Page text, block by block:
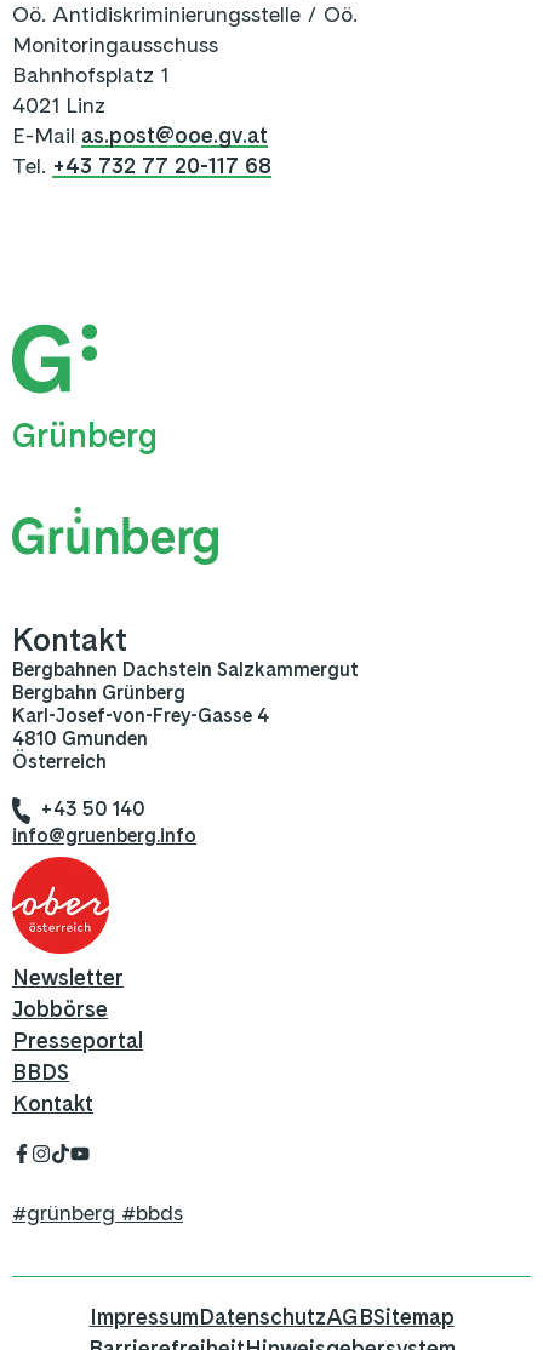
Oö. Antidiskriminierungsstelle / Oö.
Monitoringausschuss
Bahnhofsplatz 1
4021 Linz
E-Mail as.post@ooe.gv.at
Tel. +43 732 77 20-117 68
Grünberg
Kontakt
Bergbahnen Dachstein Salzkammergut
Bergbahn Grünberg
Karl-Josef-von-Frey-Gasse 4
4810 Gmunden
Österreich
+43 50 140
info@gruenberg.info
Newsletter
Jobbörse
Presseportal
BBDS
Kontakt
#grünberg #bbds
ImpressumDatenschutzAGBSitemap